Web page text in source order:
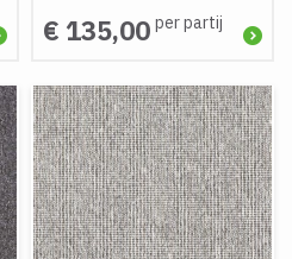
€ 135,00 per partij